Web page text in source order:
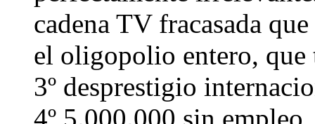
cadena TV fracasada
el oligopolio entero, que
3º desprestigio
4º 5.000.000 sin